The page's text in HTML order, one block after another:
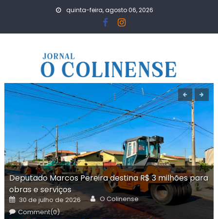
quinta-feira, agosto 06, 2026
Deputado Marcos Pereira destina R$ 3 milhões para
obras e serviços
Posted
on
30 de julho de 2026 Author
O Colinense
Comment(0)